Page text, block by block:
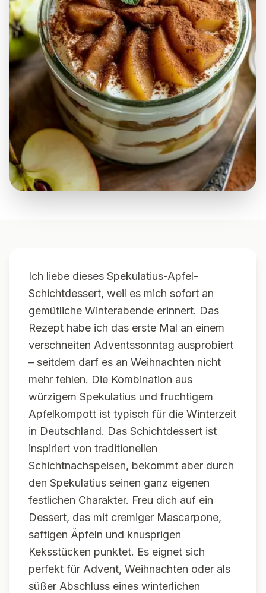
Ich liebe dieses Spekulatius-Apfel-
Schichtdessert, weil es mich sofort an
gemütliche Winterabende erinnert. Das
Rezept habe ich das erste Mal an einem
verschneiten Adventssonntag ausprobiert
– seitdem darf es an Weihnachten nicht
mehr fehlen. Die Kombination aus
würzigem Spekulatius und fruchtigem
Apfelkompott ist typisch für die Winterzeit
in Deutschland. Das Schichtdessert ist
inspiriert von traditionellen
Schichtnachspeisen, bekommt aber durch
den Spekulatius seinen ganz eigenen
festlichen Charakter. Freu dich auf ein
Dessert, das mit cremiger Mascarpone,
saftigen Äpfeln und knusprigen
Keksstücken punktet. Es eignet sich
perfekt für Advent, Weihnachten oder als
süßer Abschluss eines winterlichen